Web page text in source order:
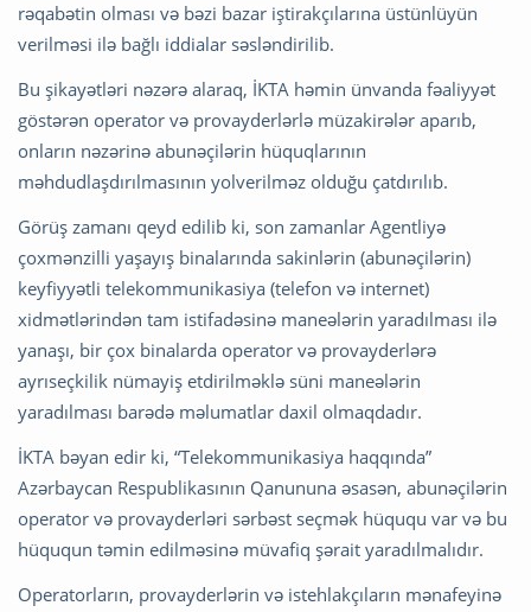
rəqabətin olması və bəzi bazar iştirakçılarına üstünlüyün
verilməsi ilə bağlı iddialar səsləndirilib.
Bu şikayətləri nəzərə alaraq, İKTA həmin ünvanda fəaliyyət
göstərən operator və provayderlərlə müzakirələr aparıb,
onların nəzərinə abunəçilərin hüquqlarının
məhdudlaşdırılmasının yolverilməz olduğu çatdırılıb.
Görüş zamanı qeyd edilib ki, son zamanlar Agentliyə
çoxmənzilli yaşayış binalarında sakinlərin (abunəçilərin)
keyfiyyətli telekommunikasiya (telefon və internet)
xidmətlərindən tam istifadəsinə maneələrin yaradılması ilə
yanaşı, bir çox binalarda operator və provayderlərə
ayrıseçkilik nümayiş etdirilməklə süni maneələrin
yaradılması barədə məlumatlar daxil olmaqdadır.
İKTA bəyan edir ki, “Telekommunikasiya haqqında”
Azərbaycan Respublikasının Qanununa əsasən, abunəçilərin
operator və provayderləri sərbəst seçmək hüququ var və bu
hüququn təmin edilməsinə müvafiq şərait yaradılmalıdır.
Operatorların, provayderlərin və istehlakçıların mənafeyinə